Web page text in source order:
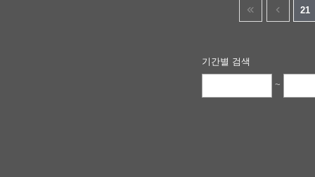
21
기간별 검색
~